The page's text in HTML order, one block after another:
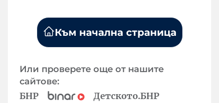
Към начална страница
Или проверете още от нашите
сайтове:
БНР
Детското.БНР